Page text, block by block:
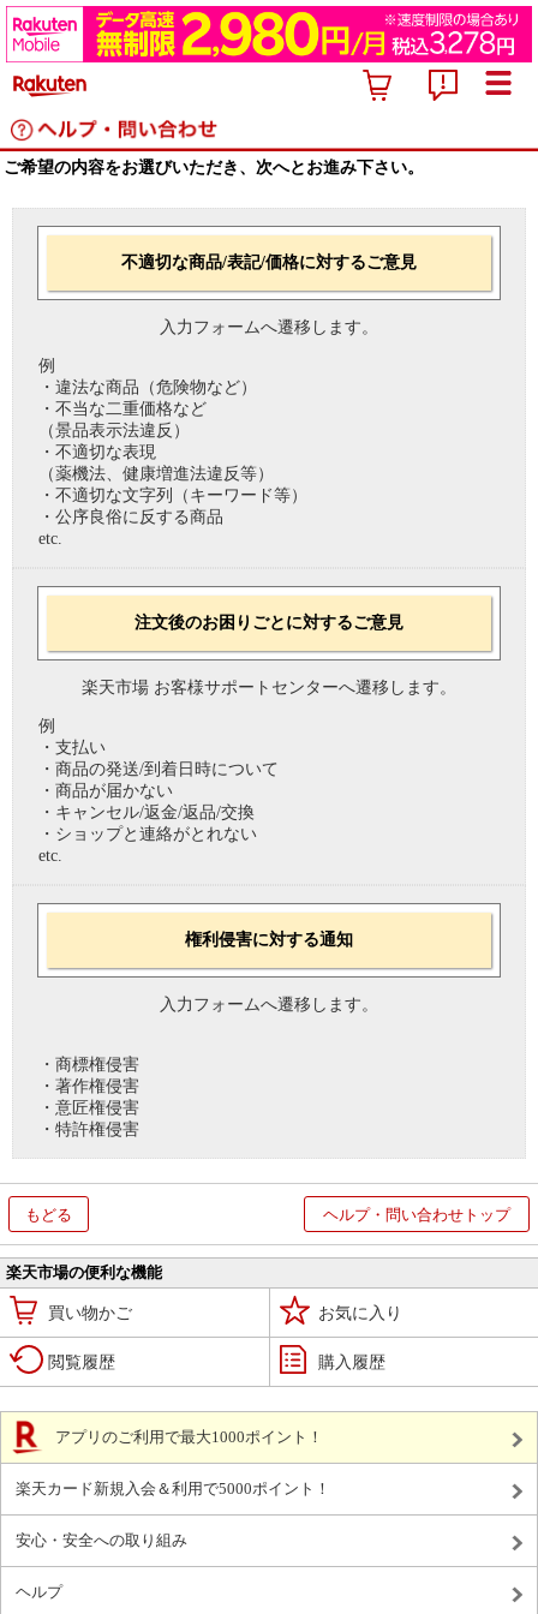
ご希望の内容をお選びいただき、次へとお進み下さい。
不適切な商品/表記/価格に対するご意見
入力フォームへ遷移します。
例
・違法な商品（危険物など）
・不当な二重価格など
（景品表示法違反）
・不適切な表現
（薬機法、健康増進法違反等）
・不適切な文字列（キーワード等）
・公序良俗に反する商品
etc.
注文後のお困りごとに対するご意見
楽天市場 お客様サポートセンターへ遷移します。
例
・支払い
・商品の発送/到着日時について
・商品が届かない
・キャンセル/返金/返品/交換
・ショップと連絡がとれない
etc.
権利侵害に対する通知
入力フォームへ遷移します。
・商標権侵害
・著作権侵害
・意匠権侵害
・特許権侵害
もどる ヘルプ・問い合わせトップ
楽天市場の便利な機能
買い物かご お気に入り
閲覧履歴 購入履歴
アプリのご利用で最大1000ポイント！
楽天カード新規入会＆利用で5000ポイント！
安心・安全への取り組み
ヘルプ